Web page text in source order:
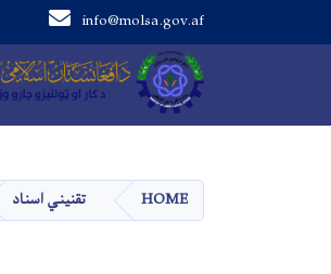
info@molsa.gov.af
Main navigation
HOME تقنیني اسناد